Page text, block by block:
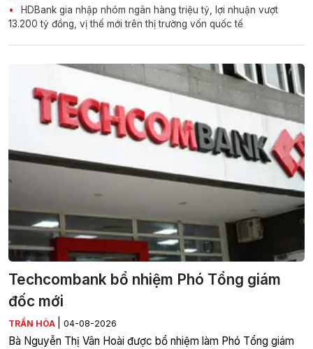
HDBank gia nhập nhóm ngân hàng triệu tỷ, lợi nhuận vượt
13.200 tỷ đồng, vị thế mới trên thị trường vốn quốc tế
Techcombank bổ nhiệm Phó Tổng giám
đốc mới
TRẦN HÒA 04-08-2026
Bà Nguyễn Thị Vân Hoài được bổ nhiệm làm Phó Tổng giám